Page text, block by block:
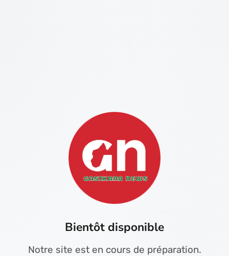
Bientôt disponible
Notre site est en cours de préparation.